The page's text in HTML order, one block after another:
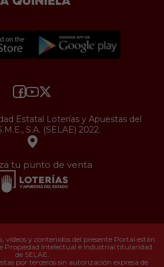
Estatal Loterías y Apuestas del
S.A. (SELAE) 2022.
tu punto de venta
vídeos y contenidos del presente Portal están
Propiedad Intelectual e Industrial titularidad
de SELAE.
por terceros sin autorización expresa de